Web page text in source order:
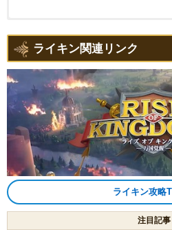
ライキン関連リンク
ライキン攻略
注目記事